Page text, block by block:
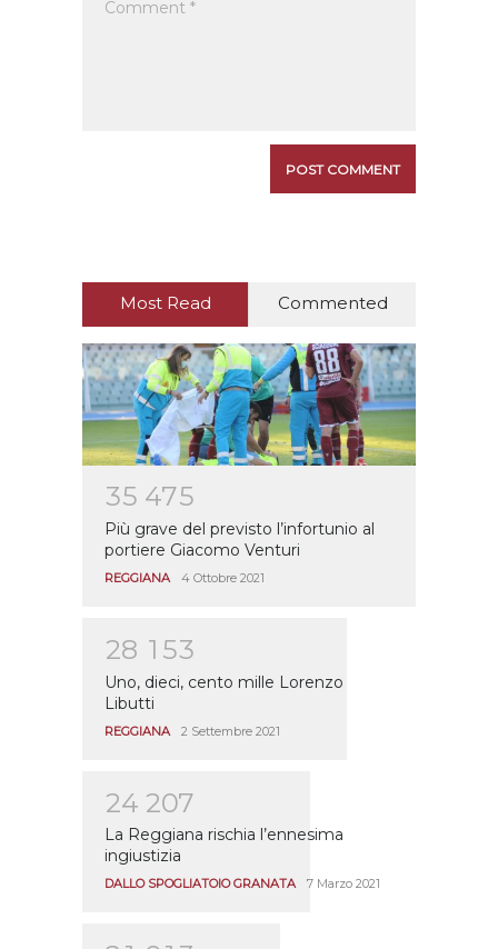
Most Read Commented
35 475
Più grave del previsto l’infortunio al
portiere Giacomo Venturi
REGGIANA 4 Ottobre 2021
28 1 53
Uno, dieci, cento mille Lorenzo
Libutti
REGGIANA 2 Settembre 2021
24 207
La Reggiana rischia l’ennesima
ingiustizia
DALLO SPOGLIATOIO GRANATA 7 Marzo 2021